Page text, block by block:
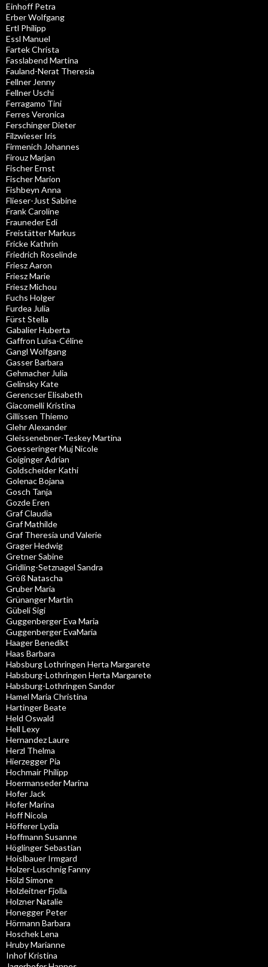
Einhoff Petra
Erber Wolfgang
Ertl Philipp
Essl Manuel
Fartek Christa
Fasslabend Martina
Fauland-Nerat Theresia
Fellner Jenny
Fellner Uschi
Ferragamo Tini
Ferres Veronica
Ferschinger Dieter
Filzwieser Iris
Firmenich Johannes
Firouz Marjan
Fischer Ernst
Fischer Marion
Fishbeyn Anna
Flieser-Just Sabine
Frank Caroline
Frauneder Edi
Freistätter Markus
Fricke Kathrin
Friedrich Roselinde
Friesz Aaron
Friesz Marie
Friesz Michou
Fuchs Holger
Furdea Julia
Fürst Stella
Gabalier Huberta
Gaffron Luisa-Céline
Gangl Wolfgang
Gasser Barbara
Gehmacher Julia
Gelinsky Kate
Gerencser Elisabeth
Giacomelli Kristina
Gillissen Thiemo
Glehr Alexander
Gleissenebner-Teskey Martina
Goesseringer Muj Nicole
Goiginger Adrian
Goldscheider Kathi
Golenac Bojana
Gosch Tanja
Gozde Eren
Graf Claudia
Graf Mathilde
Graf Theresia und Valerie
Grager Hedwig
Gretner Sabine
Gridling-Setznagel Sandra
Größ Natascha
Gruber Maria
Grünanger Martin
Gübeli Sigi
Guggenberger Eva Maria
Guggenberger EvaMaria
Haager Benedikt
Haas Barbara
Habsburg Lothringen Herta Margarete
Habsburg-Lothringen Herta Margarete
Habsburg-Lothringen Sandor
Hamel Maria Christina
Hartinger Beate
Held Oswald
Hell Lexy
Hernandez Laure
Herzl Thelma
Hierzegger Pia
Hochmair Philipp
Hoermanseder Marina
Hofer Jack
Hofer Marina
Hoff Nicola
Höfferer Lydia
Hoffmann Susanne
Höglinger Sebastian
Hoislbauer Irmgard
Holzer-Luschnig Fanny
Hölzl Simone
Holzleitner Fjolla
Holzner Natalie
Honegger Peter
Hörmann Barbara
Hoschek Lena
Hruby Marianne
Inhof Kristina